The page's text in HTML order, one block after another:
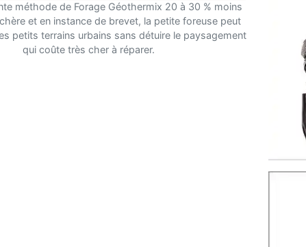
méthode de Forage Géothermix 20 à 30 % moins
et en instance de brevet, la petite foreuse peut
petits terrains urbains sans détuire le paysagement
qui coûte très cher à réparer.